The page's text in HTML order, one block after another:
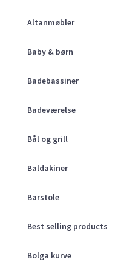
Altanmøbler
Baby & børn
Badebassiner
Badeværelse
Bål og grill
Baldakiner
Barstole
Best selling products
Bolga kurve